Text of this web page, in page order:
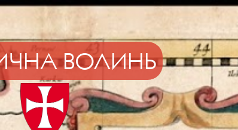
ВОЛИНЬ